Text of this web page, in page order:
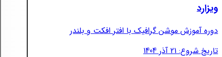
ویزارد
دوره آموزش موشن گرافیک با افتر افکت و بلندر
تاریخ شروع: 21 آذر 1404